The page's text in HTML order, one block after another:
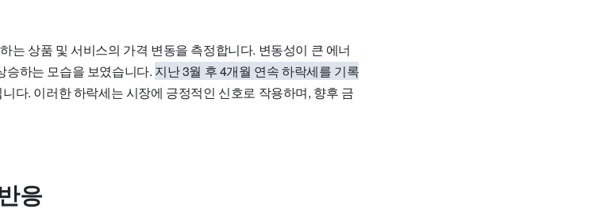
는 상품 및 서비스의 가격 변동을 측정합니다. 변동성이 큰 에너
승하는 모습을 보였습니다. 지난 3월 후 4개월 연속 하락세를 기록
다. 이러한 하락세는 시장에 긍정적인 신호로 작용하며, 향후 금
응